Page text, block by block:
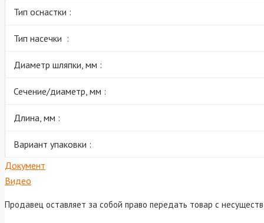
Тип оснастки :
Тип насечки :
Диаметр шляпки, мм :
Сечение/диаметр, мм :
Длина, мм :
Вариант упаковки :
Документ
Видео
Продавец оставляет за собой право передать товар с